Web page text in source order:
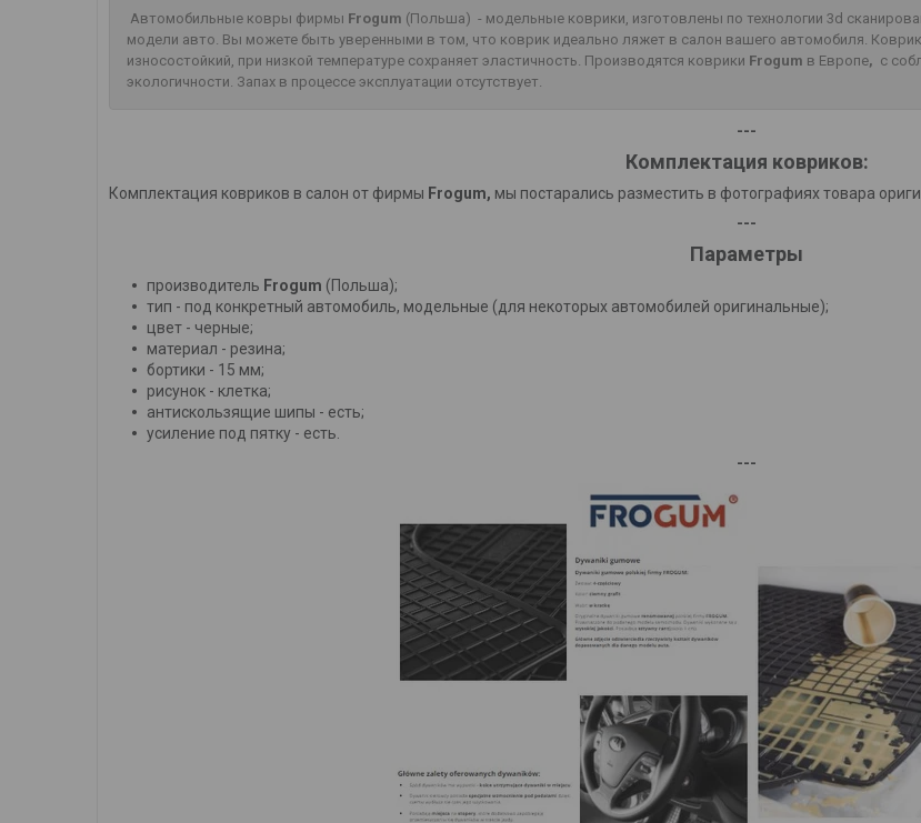
Автомобильные ковры фирмы Frogum (Польша) - модельные коврики, изготовлены по технологии 3d
модели авто. Вы можете быть уверенными в том, что коврик идеально ляжет в салон вашего автомобиля.
износостойкий, при низкой температуре сохраняет эластичность. Производятся коврики Frogum в Европе, с
экологичности. Запах в процессе эксплуатации отсутствует.
---
Комплектация ковриков:
Комплектация ковриков в салон от фирмы Frogum, мы постарались разместить в фотографиях товара
---
Параметры
производитель Frogum (Польша);
тип - под конкретный автомобиль, модельные (для некоторых автомобилей оригинальные);
цвет - черные;
материал - резина;
бортики - 15 мм;
рисунок - клетка;
антискользящие шипы - есть;
усиление под пятку - есть.
---